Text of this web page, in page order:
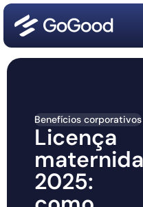
Benefícios corporativos
Licença
2025: